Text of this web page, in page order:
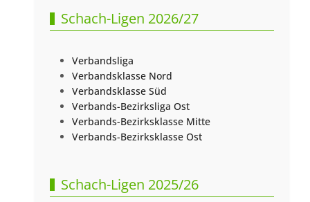
Schach-Ligen 2026/27
Verbandsliga
Verbandsklasse Nord
Verbandsklasse Süd
Verbands-Bezirksliga Ost
Verbands-Bezirksklasse Mitte
Verbands-Bezirksklasse Ost
Schach-Ligen 2025/26